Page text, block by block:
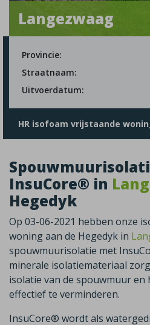
Langezwaag
Provincie:
Straatnaam:
Uitvoerdatum:
HR isofoam vrijstaande
InsuCore® in
Hegedyk
Op 03-06-2021 hebben onze
woning aan de Hegedyk in
spouwmuurisolatie met
minerale isolatiemateriaal
isolatie van de spouwmuur
effectief te verminderen.
InsuCore® wordt als